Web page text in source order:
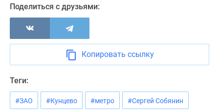
новостроек
Эксперты
авторы
проекте
Контакты
Реклама
Поделиться с друзьями:
Копировать ссылку
Теги:
#ЗАО #Кунцево #метро #Сергей Собянин